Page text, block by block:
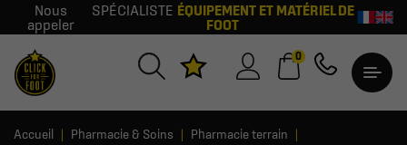
Nous
appeler
SPÉCIALISTE ÉQUIPEMENT ET MATÉRIEL DE
FOOT
0
Accueil Pharmacie & Soins
Pharmacie terrain